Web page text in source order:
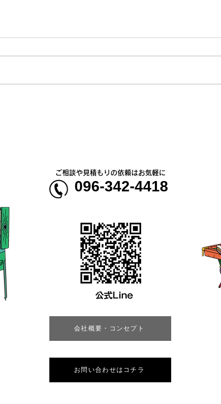
会社概要・コンセプト
ご相談や見積もりの依頼はお気軽に
096-342-4418
お問い合わせはコチラ